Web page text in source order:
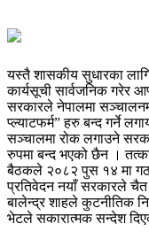
यस्तै शासकीय सुधारका
कार्यसूची सार्वजनिक गरेर
सरकारले नेपालमा
प्ल्याटफर्म” हरु बन्द गर्ने
सञ्चालमा रोक लगाउने
रुपमा बन्द भएको छैन ।
बैठकले २०८२ पुस १४ मा
प्रतिवेदन नयाँ सरकारले चैत
बालेन्द्र शाहले कुटनीतिक
भेटले सकारात्मक सन्देश